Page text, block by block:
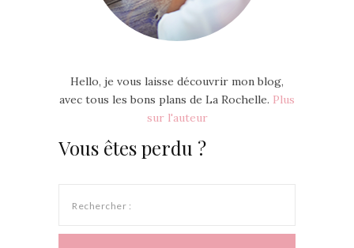
Hello, je vous laisse découvrir mon blog,
avec tous les bons plans de La Rochelle. Plus
sur l'auteur
Vous êtes perdu ?
Rechercher :